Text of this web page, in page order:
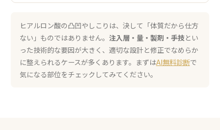
ヒアルロン酸の凸凹やしこりは、決して「体質だから仕方
ない」ものではありません。 注入層・量・製剤・手技 とい
った技術的な要因が大きく、適切な設計と修正でなめらか
に整えられるケースが多くあります。まずはAI無料診断で
気になる部位をチェックしてみてください。